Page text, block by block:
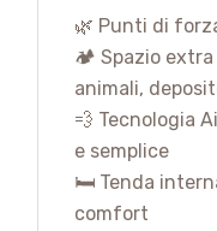
🌿 Punti di
🏕️ Spazio
animali,
💨 Tecnologia
e semplice
🛏️ Tenda
comfort